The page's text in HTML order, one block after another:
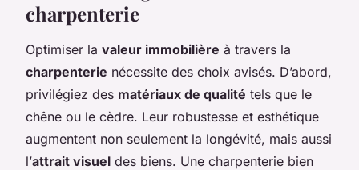
charpenterie
Optimiser la valeur immobilière à travers la
charpenterie nécessite des choix avisés. D’abord,
privilégiez des matériaux de qualité tels que le
chêne ou le cèdre. Leur robustesse et esthétique
augmentent non seulement la longévité, mais aussi
l’attrait visuel des biens. Une charpenterie bien